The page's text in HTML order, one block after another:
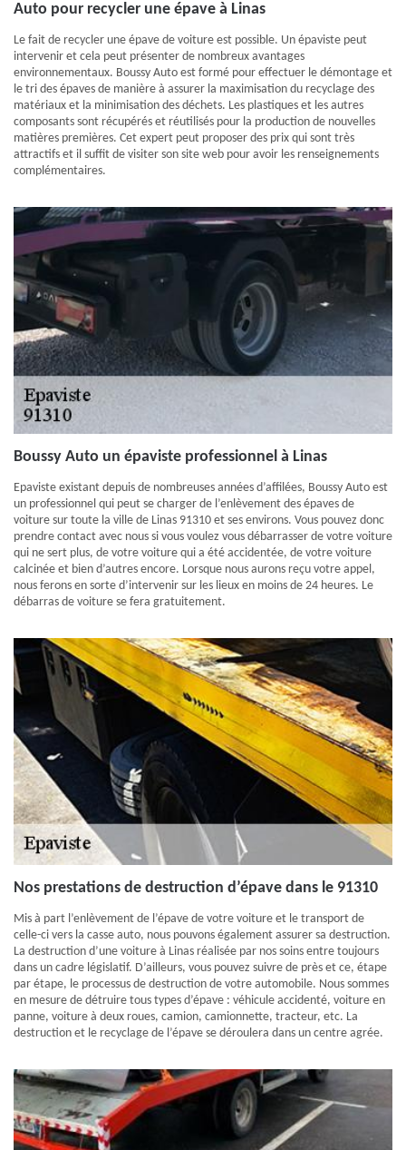
Auto pour recycler une épave à Linas
Le fait de recycler une épave de voiture est possible. Un épaviste peut
intervenir et cela peut présenter de nombreux avantages
environnementaux. Boussy Auto est formé pour effectuer le démontage et
le tri des épaves de manière à assurer la maximisation du recyclage des
matériaux et la minimisation des déchets. Les plastiques et les autres
composants sont récupérés et réutilisés pour la production de nouvelles
matières premières. Cet expert peut proposer des prix qui sont très
attractifs et il suffit de visiter son site web pour avoir les renseignements
complémentaires.
Boussy Auto un épaviste professionnel à Linas
Epaviste existant depuis de nombreuses années d’affilées, Boussy Auto est
un professionnel qui peut se charger de l’enlèvement des épaves de
voiture sur toute la ville de Linas 91310 et ses environs. Vous pouvez donc
prendre contact avec nous si vous voulez vous débarrasser de votre voiture
qui ne sert plus, de votre voiture qui a été accidentée, de votre voiture
calcinée et bien d’autres encore. Lorsque nous aurons reçu votre appel,
nous ferons en sorte d’intervenir sur les lieux en moins de 24 heures. Le
débarras de voiture se fera gratuitement.
Nos prestations de destruction d’épave dans le 91310
Mis à part l’enlèvement de l’épave de votre voiture et le transport de
celle-ci vers la casse auto, nous pouvons également assurer sa destruction.
La destruction d’une voiture à Linas réalisée par nos soins entre toujours
dans un cadre législatif. D’ailleurs, vous pouvez suivre de près et ce, étape
par étape, le processus de destruction de votre automobile. Nous sommes
en mesure de détruire tous types d’épave : véhicule accidenté, voiture en
panne, voiture à deux roues, camion, camionnette, tracteur, etc. La
destruction et le recyclage de l’épave se déroulera dans un centre agrée.